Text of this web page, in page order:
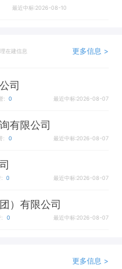
最近中标:2026-08-10
在建信息 更多信息 >
司
: 0 最近中标:2026-08-07
有限公司
: 0 最近中标:2026-08-07
: 0 最近中标:2026-08-07
）有限公司
: 0 最近中标:2026-08-07
更多信息 >